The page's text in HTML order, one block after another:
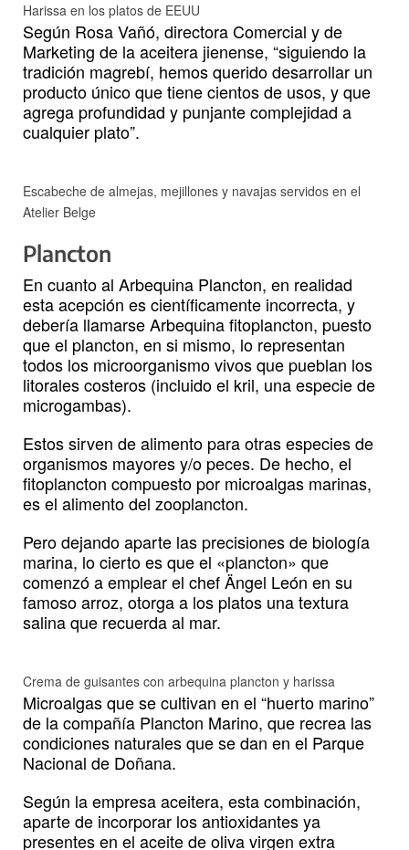
Harissa en los platos de EEUU
Según Rosa Vañó, directora Comercial y de
Marketing de la aceitera jienense, “siguiendo la
tradición magrebí, hemos querido desarrollar un
producto único que tiene cientos de usos, y que
agrega profundidad y punjante complejidad a
cualquier plato”.
Escabeche de almejas, mejillones y navajas servidos en el
Atelier Belge
Plancton
En cuanto al Arbequina Plancton, en realidad
esta acepción es científicamente incorrecta, y
debería llamarse Arbequina fitoplancton, puesto
que el plancton, en si mismo, lo representan
todos los microorganismo vivos que pueblan los
litorales costeros (incluido el kril, una especie de
microgambas).
Estos sirven de alimento para otras especies de
organismos mayores y/o peces. De hecho, el
fitoplancton compuesto por microalgas marinas,
es el alimento del zooplancton.
Pero dejando aparte las precisiones de biología
marina, lo cierto es que el «plancton» que
comenzó a emplear el chef Ängel León en su
famoso arroz, otorga a los platos una textura
salina que recuerda al mar.
Crema de guisantes con arbequina plancton y harissa
Microalgas que se cultivan en el “huerto marino”
de la compañía Plancton Marino, que recrea las
condiciones naturales que se dan en el Parque
Nacional de Doñana.
Según la empresa aceitera, esta combinación,
aparte de incorporar los antioxidantes ya
presentes en el aceite de oliva virgen extra